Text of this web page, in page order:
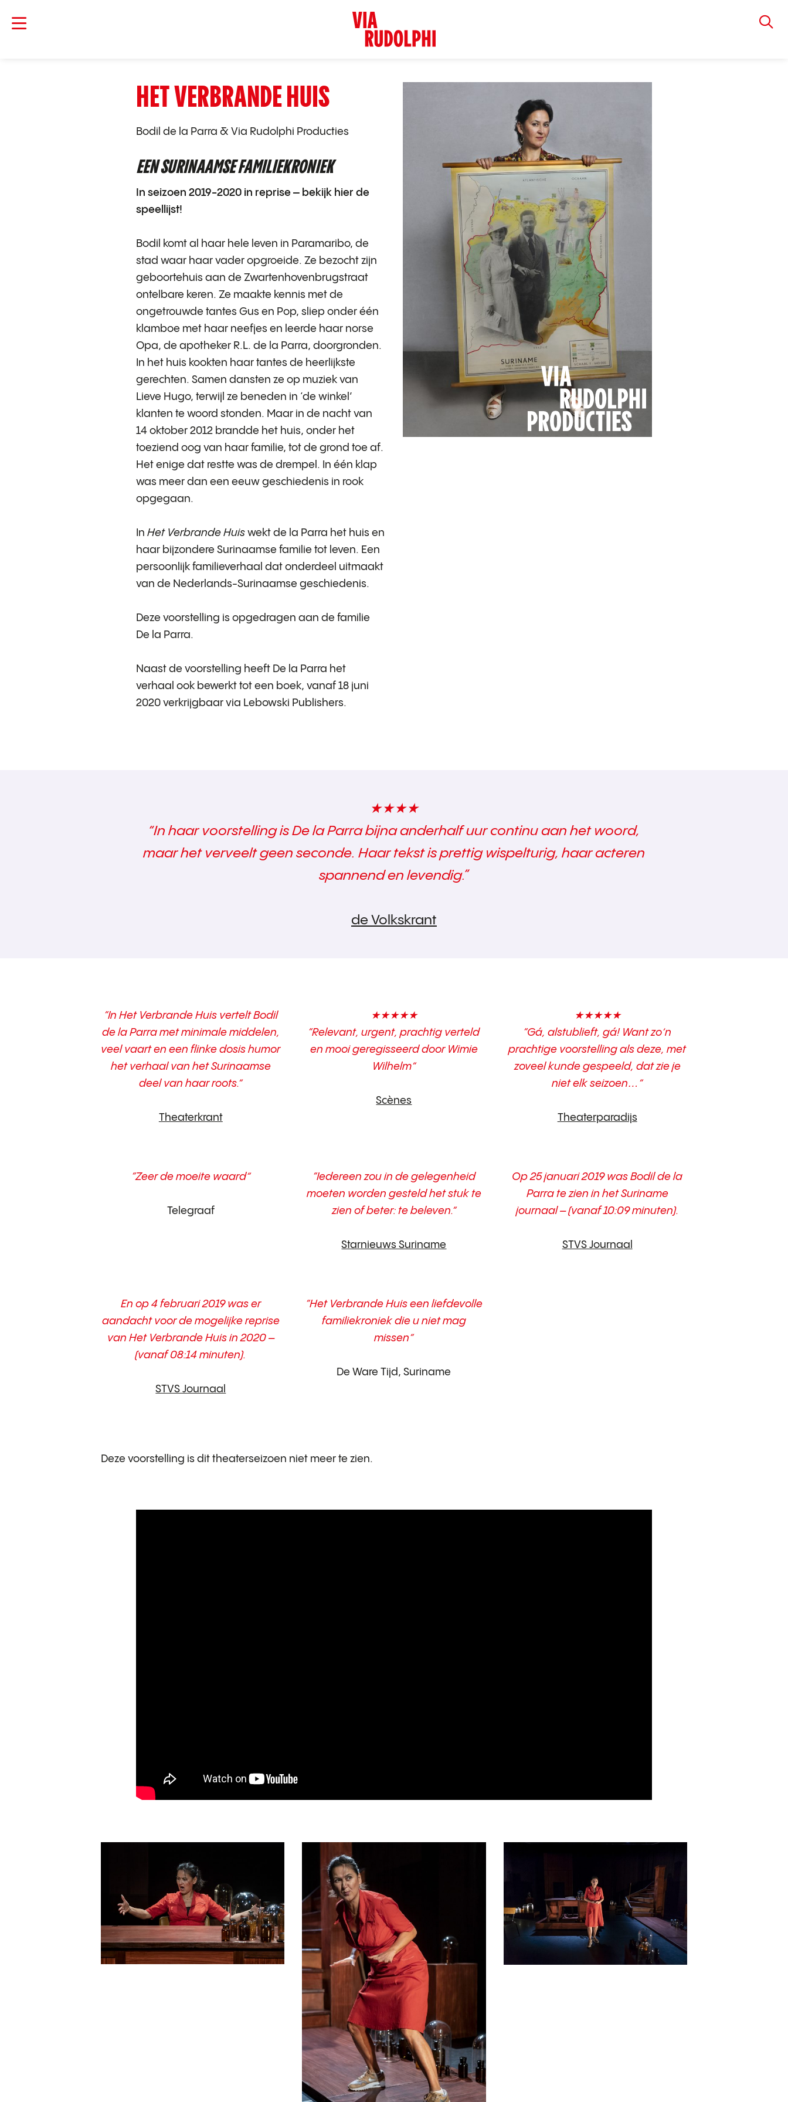
HET VERBRANDE HUIS
Bodil de la Parra & Via Rudolphi Producties
EEN SURINAAMSE FAMILIEKRONIEK
In seizoen 2019-2020 in reprise – bekijk hier de
speellijst!
Bodil komt al haar hele leven in Paramaribo, de
stad waar haar vader opgroeide. Ze bezocht zijn
geboortehuis aan de Zwartenhovenbrugstraat
ontelbare keren. Ze maakte kennis met de
ongetrouwde tantes Gus en Pop, sliep onder één
klamboe met haar neefjes en leerde haar norse
Opa, de apotheker R.L. de la Parra, doorgronden.
In het huis kookten haar tantes de heerlijkste
gerechten. Samen dansten ze op muziek van
Lieve Hugo, terwijl ze beneden in ‘de winkel’
klanten te woord stonden. Maar in de nacht van
14 oktober 2012 brandde het huis, onder het
toeziend oog van haar familie, tot de grond toe af.
Het enige dat restte was de drempel. In één klap
was meer dan een eeuw geschiedenis in rook
opgegaan.
In Het Verbrande Huis wekt de la Parra het huis en
haar bijzondere Surinaamse familie tot leven. Een
persoonlijk familieverhaal dat onderdeel uitmaakt
van de Nederlands-Surinaamse geschiedenis.
Deze voorstelling is opgedragen aan de familie
De la Parra.
Naast de voorstelling heeft De la Parra het
verhaal ook bewerkt tot een boek, vanaf 18 juni
2020 verkrijgbaar via Lebowski Publishers.
★★★★
“In haar voorstelling is De la Parra bijna anderhalf uur continu aan het woord,
maar het verveelt geen seconde. Haar tekst is prettig wispelturig, haar acteren
spannend en levendig.”
de Volkskrant
“In Het Verbrande Huisvertelt Bodil
de la Parra met minimale middelen,
veel vaart en een flinke dosis humor
het verhaal van het Surinaamse
deel van haar roots.”
Theaterkrant
★★★★★
“Relevant, urgent, prachtig verteld
en mooi geregisseerd door Wimie
Wilhelm”
Scènes
★★★★★
“Gá, alstublieft, gá! Want zo’n
prachtige voorstelling als deze, met
zoveel kunde gespeeld, dat zie je
niet elk seizoen…”
Theaterparadijs
“Zeer de moeite waard”
Telegraaf
“Iedereen zou in de gelegenheid
moeten worden gesteld het stuk te
zien of beter: te beleven.”
Starnieuws Suriname
Op 25 januari 2019 was Bodil de la
Parra te zien in het Suriname
journaal – (vanaf 10:09 minuten).
STVS Journaal
En op 4 februari 2019 was er
aandacht voor de mogelijke reprise
van Het Verbrande Huis in 2020 –
(vanaf 08:14 minuten).
STVS Journaal
“Het Verbrande Huis een liefdevolle
familiekroniek die u niet mag
missen”
De Ware Tijd, Suriname
Deze voorstelling is dit theaterseizoen niet meer te zien.